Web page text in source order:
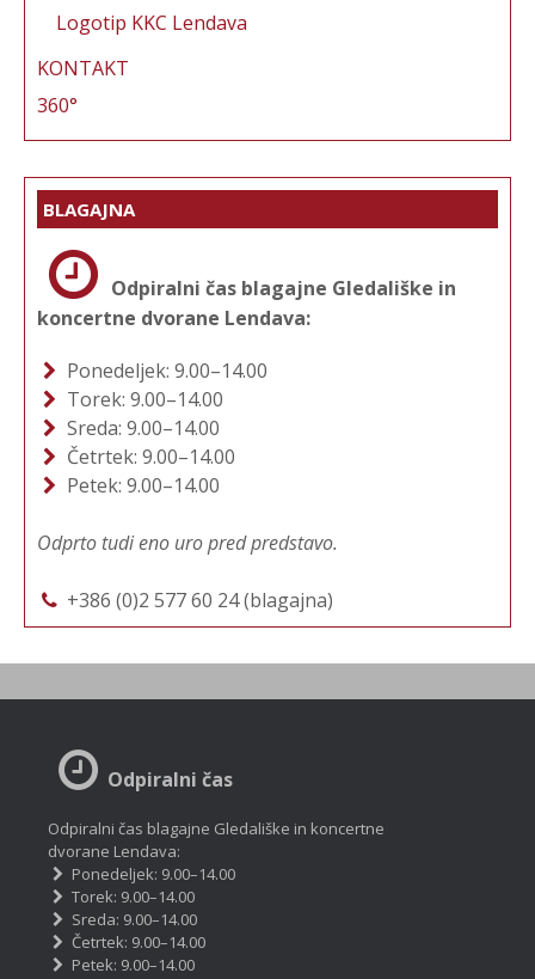
Logotip KKC Lendava
KONTAKT
360°
BLAGAJNA
Odpiralni čas blagajne Gledališke in
koncertne dvorane Lendava:
Ponedeljek: 9.00–14.00
Torek: 9.00–14.00
Sreda: 9.00–14.00
Četrtek: 9.00–14.00
Petek: 9.00–14.00
Odprto tudi eno uro pred predstavo.
+386 (0)2 577 60 24 (blagajna)
Odpiralni čas
Odpiralni čas blagajne Gledališke in koncertne
dvorane Lendava:
Ponedeljek: 9.00–14.00
Torek: 9.00–14.00
Sreda: 9.00–14.00
Četrtek: 9.00–14.00
Petek: 9.00–14.00